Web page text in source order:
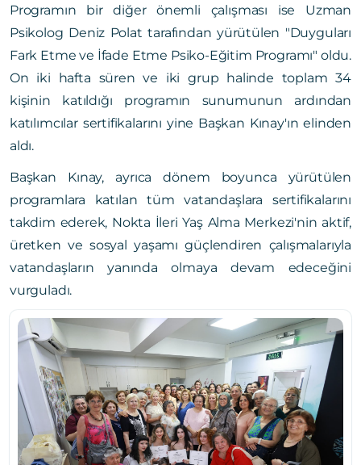
Programın bir diğer önemli çalışması ise Uzman
Psikolog Deniz Polat tarafından yürütülen "Duyguları
Fark Etme ve İfade Etme Psiko-Eğitim Programı" oldu.
On iki hafta süren ve iki grup halinde toplam 34
kişinin katıldığı programın sunumunun ardından
katılımcılar sertifikalarını yine Başkan Kınay'ın elinden
aldı.
Başkan Kınay, ayrıca dönem boyunca yürütülen
programlara katılan tüm vatandaşlara sertifikalarını
takdim ederek, Nokta İleri Yaş Alma Merkezi'nin aktif,
üretken ve sosyal yaşamı güçlendiren çalışmalarıyla
vatandaşların yanında olmaya devam edeceğini
vurguladı.